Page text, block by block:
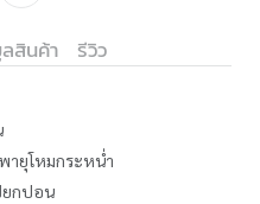
สินค้า รีวิว
ายุโหมกระหน่ำ
ยกปอน